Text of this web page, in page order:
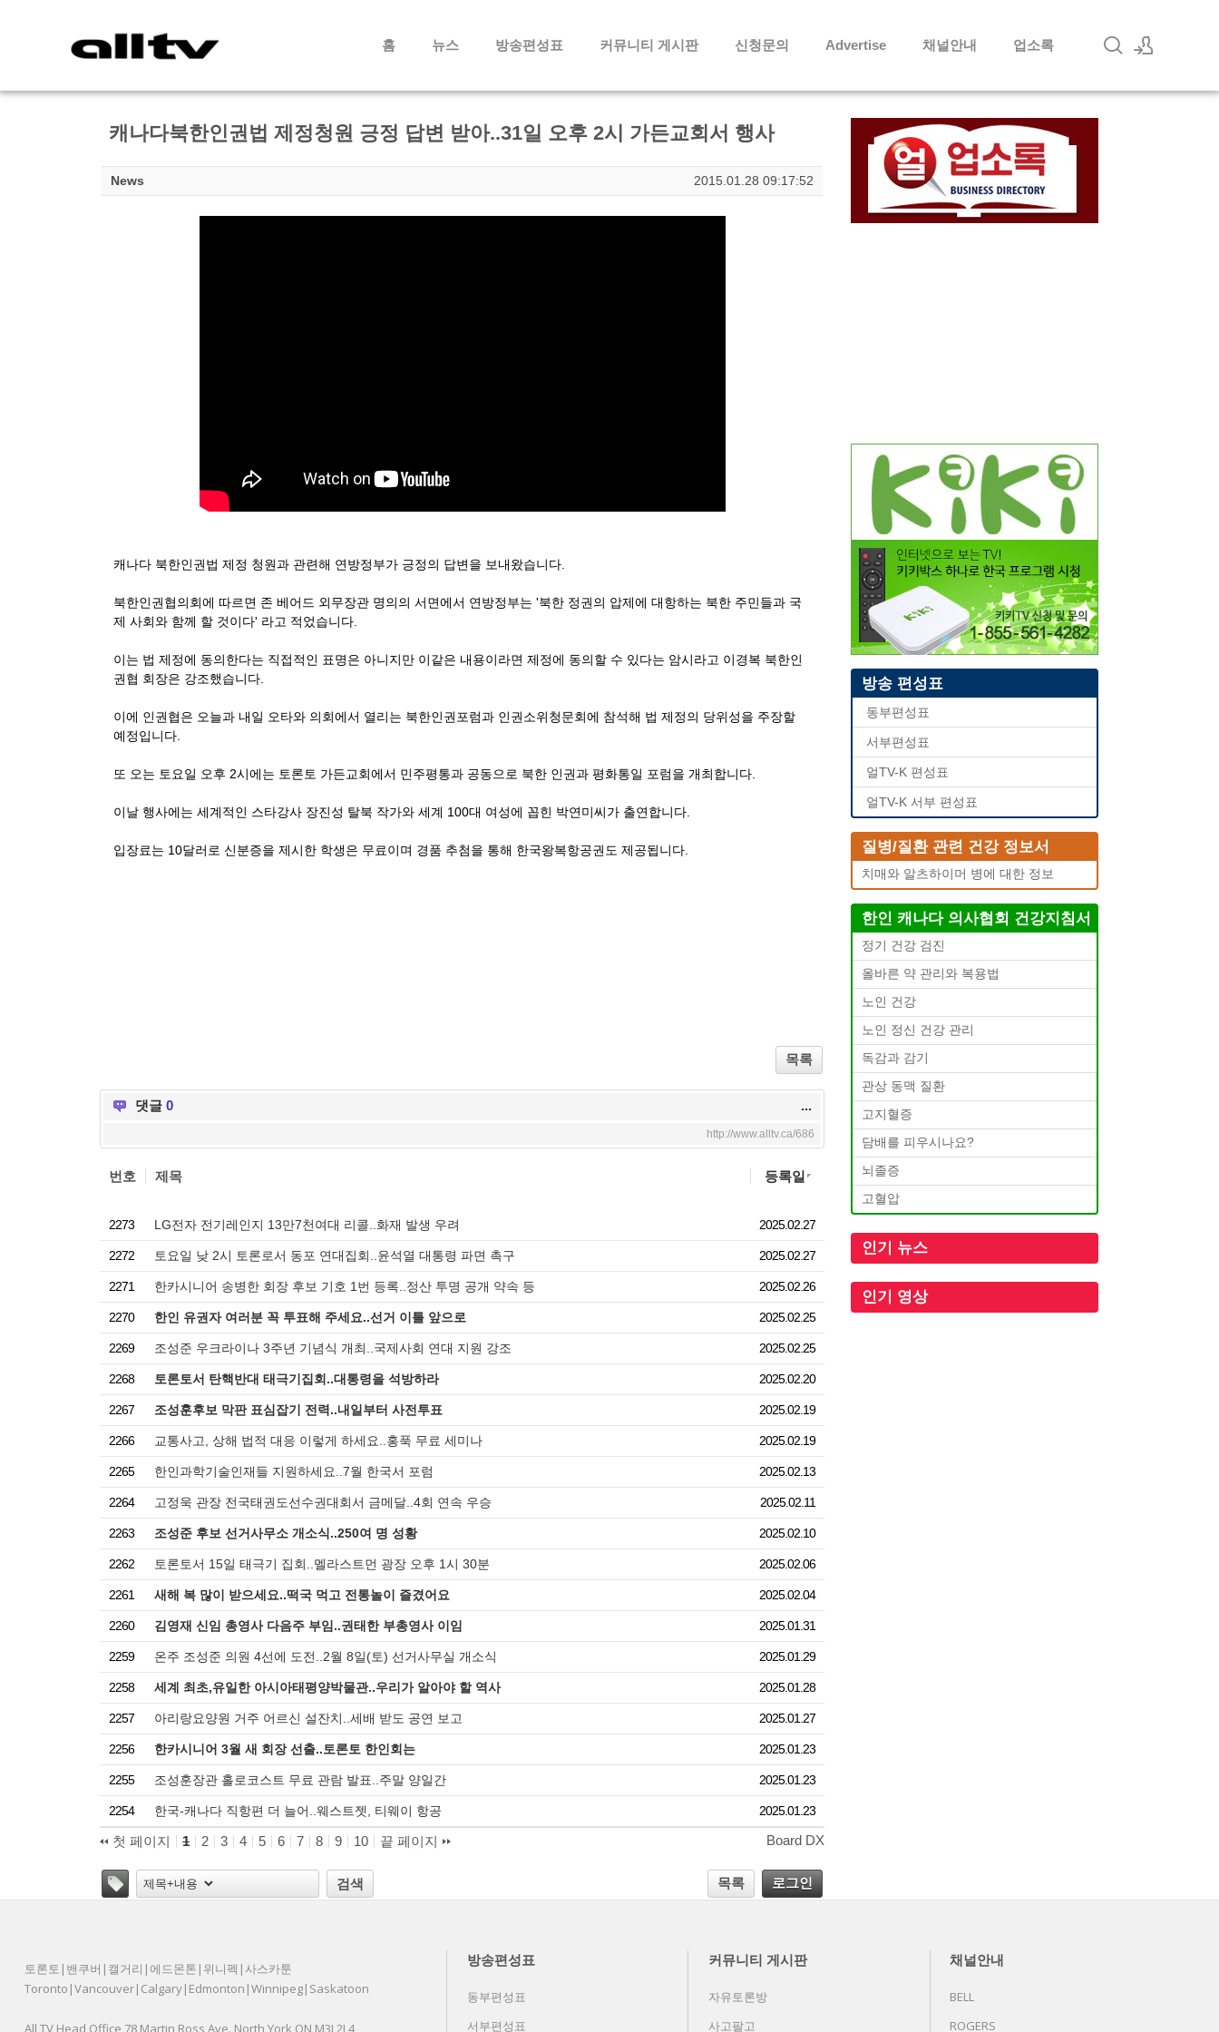
로그인
회원가입
홈 뉴스 방송편성표 커뮤니티 게시판 신청문의 Advertise 채널안내 업소록
캐나다북한인권법 제정청원 긍정 답변 받아..31일 오후 2시 가든교회서 행사
News 2015.01.28 09:17:52
캐나다 북한인권법 제정 청원과 관련해 연방정부가 긍정의 답변을 보내왔습니다.
북한인권협의회에 따르면 존 베어드 외무장관 명의의 서면에서 연방정부는 '북한 정권의 압제에 대항하는 북한 주민들과 국
제 사회와 함께 할 것이다' 라고 적었습니다.
이는 법 제정에 동의한다는 직접적인 표명은 아니지만 이같은 내용이라면 제정에 동의할 수 있다는 암시라고 이경복 북한인
권협 회장은 강조했습니다.
이에 인권협은 오늘과 내일 오타와 의회에서 열리는 북한인권포럼과 인권소위청문회에 참석해 법 제정의 당위성을 주장할
예정입니다.
또 오는 토요일 오후 2시에는 토론토 가든교회에서 민주평통과 공동으로 북한 인권과 평화통일 포럼을 개최합니다.
이날 행사에는 세계적인 스타강사 장진성 탈북 작가와 세계 100대 여성에 꼽힌 박연미씨가 출연합니다.
입장료는 10달러로 신분증을 제시한 학생은 무료이며 경품 추첨을 통해 한국왕복항공권도 제공됩니다.
목록
댓글 0 ...
http://www.alltv.ca/686
번호 제목 등록일
2273 LG전자 전기레인지 13만7천여대 리콜..화재 발생 우려 2025.02.27
2272 토요일 낮 2시 토론로서 동포 연대집회..윤석열 대통령 파면 촉구 2025.02.27
2271 한카시니어 송병한 회장 후보 기호 1번 등록..정산 투명 공개 약속 등 2025.02.26
2270 한인 유권자 여러분 꼭 투표해 주세요..선거 이틀 앞으로 2025.02.25
2269 조성준 우크라이나 3주년 기념식 개최..국제사회 연대 지원 강조 2025.02.25
2268 토론토서 탄핵반대 태극기집회..대통령을 석방하라 2025.02.20
2267 조성훈후보 막판 표심잡기 전력..내일부터 사전투표 2025.02.19
2266 교통사고, 상해 법적 대응 이렇게 하세요..홍푹 무료 세미나 2025.02.19
2265 한인과학기술인재들 지원하세요..7월 한국서 포럼 2025.02.13
2264 고정욱 관장 전국태권도선수권대회서 금메달..4회 연속 우승 2025.02.11
2263 조성준 후보 선거사무소 개소식..250여 명 성황 2025.02.10
2262 토론토서 15일 태극기 집회..멜라스트먼 광장 오후 1시 30분 2025.02.06
2261 새해 복 많이 받으세요..떡국 먹고 전통놀이 즐겼어요 2025.02.04
2260 김영재 신임 총영사 다음주 부임..권태한 부총영사 이임 2025.01.31
2259 온주 조성준 의원 4선에 도전..2월 8일(토) 선거사무실 개소식 2025.01.29
2258 세계 최초,유일한 아시아태평양박물관..우리가 알아야 할 역사 2025.01.28
2257 아리랑요양원 거주 어르신 설잔치..세배 받도 공연 보고 2025.01.27
2256 한카시니어 3월 새 회장 선출..토론토 한인회는 2025.01.23
2255 조성훈장관 홀로코스트 무료 관람 발표..주말 양일간 2025.01.23
2254 한국-캐나다 직항편 더 늘어..웨스트젯, 티웨이 항공 2025.01.23
첫 페이지 1 2 3 4 5 6 7 8 9 10 끝 페이지
Board DX
검색
목록 로그인
방송 편성표
동부편성표
서부편성표
얼TV-K 편성표
얼TV-K 서부 편성표
질병/질환 관련 건강 정보서
치매와 알츠하이머 병에 대한 정보
한인 캐나다 의사협회 건강지침서
정기 건강 검진
올바른 약 관리와 복용법
노인 건강
노인 정신 건강 관리
독감과 감기
관상 동맥 질환
고지혈증
담배를 피우시나요?
뇌졸증
고혈압
인기 뉴스
인기 영상
토론토|밴쿠버|캘거리|에드몬톤|위니펙|사스카툰
Toronto|Vancouver|Calgary|Edmonton|Winnipeg|Saskatoon
All TV Head Office 78 Martin Ross Ave. North York ON M3J 2L4
방송편성표
동부편성표
서부편성표
커뮤니티 게시판
자유토론방
사고팔고
채널안내
BELL
ROGERS